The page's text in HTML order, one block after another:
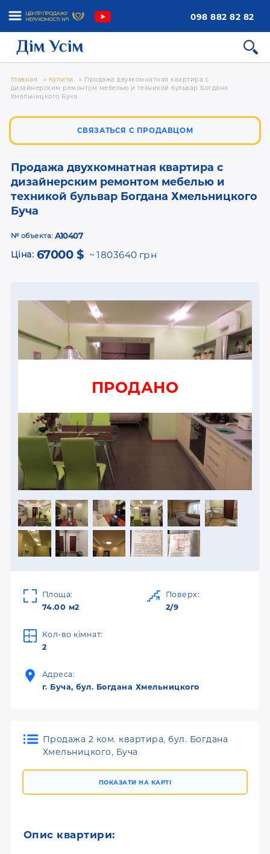
098 882 82 82
Главная » Купити » Продажа двухкомнатная квартира с
дизайнерским ремонтом мебелью и техникой бульвар Богдана
Хмельницкого Буча
Продажа двухкомнатная квартира с
дизайнерским ремонтом мебелью и
техникой бульвар Богдана Хмельницкого
Буча
СВЯЗАТЬСЯ С ПРОДАВЦОМ
№ объекта:A10407
Ціна: 67000 $ 1803640
ПРОДАНО
Площа:
74.00 м2
Поверх:
2/9
Кол-во кімнат:
2
Адреса:
г. Буча, бул. Богдана Хмельницкого
Продажа 2 ком. квартира, бул. Богдана
Хмельницкого, Буча
ПОКАЗАТИ НА КАРТІ
Опис квартири: